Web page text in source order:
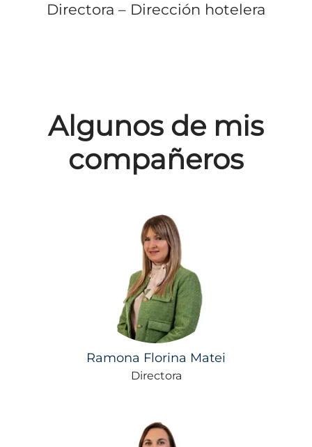
Directora – Dirección hotelera
Algunos de mis
compañeros
Ramona Florina Matei
Directora